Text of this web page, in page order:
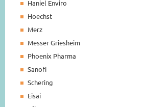
Haniel Enviro
Hoechst
Merz
Messer Griesheim
Phoenix Pharma
Sanofi
Schering
Eisai